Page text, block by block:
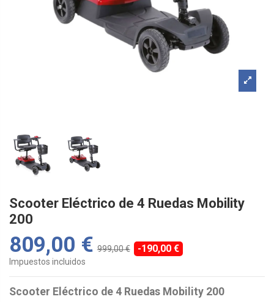
Scooter Eléctrico de 4 Ruedas Mobility
200
809,00 € 999,00 € -190,00 €
Impuestos incluidos
Scooter Eléctrico de 4 Ruedas Mobility 200